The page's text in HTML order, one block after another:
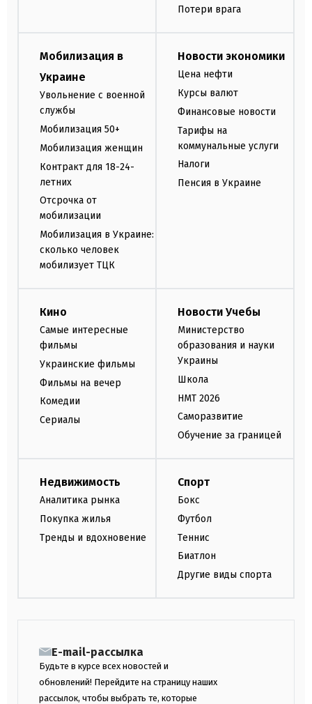
Потери врага
Мобилизация в
Украине
Увольнение с военной
службы
Мобилизация 50+
Мобилизация женщин
Контракт для 18-24-
летних
Отсрочка от
мобилизации
Мобилизация в Украине:
сколько человек
мобилизует ТЦК
Новости экономики
Цена нефти
Курсы валют
Финансовые новости
Тарифы на
коммунальные услуги
Налоги
Пенсия в Украине
Кино
Самые интересные
фильмы
Украинские фильмы
Фильмы на вечер
Комедии
Сериалы
Новости Учебы
Министерство
образования и науки
Украины
Школа
НМТ 2026
Саморазвитие
Обучение за границей
Недвижимость
Аналитика рынка
Покупка жилья
Тренды и вдохновение
Спорт
Бокс
Футбол
Теннис
Биатлон
Другие виды спорта
E-mail-рассылка
Будьте в курсе всех новостей и
обновлений! Перейдите на страницу наших
рассылок, чтобы выбрать те, которые